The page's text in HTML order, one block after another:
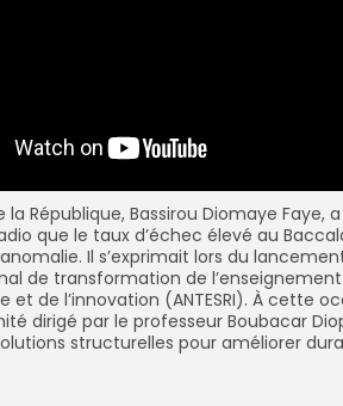
la République, Bassirou Diomaye Faye,
que le taux d’échec élevé au
Il s’exprimait lors du
de transformation de
et de l’innovation (ANTESRI). À cette
dirigé par le professeur Boubacar
structurelles pour améliorer